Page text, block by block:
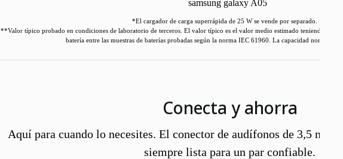
*El cargador de carga superrápida de 25 W se vende por separado.
**Valor típico probado en condiciones de laboratorio de terceros. El valor típico es el valor medio estimado teniendo en
batería entre las muestras de baterías probadas según la norma IEC 61960. La capacidad nominal
Conecta y ahorra
Aquí para cuando lo necesites. El conector de audífonos de 3,5 mm
siempre lista para un par confiable.